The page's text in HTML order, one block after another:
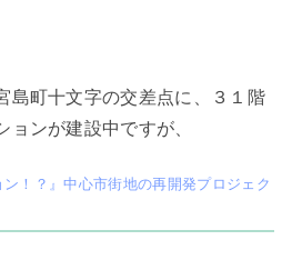
島町十文字の交差点に、３１階
ンが建設中ですが、
！？』中心市街地の再開発プロジェク